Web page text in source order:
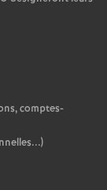
comptes-